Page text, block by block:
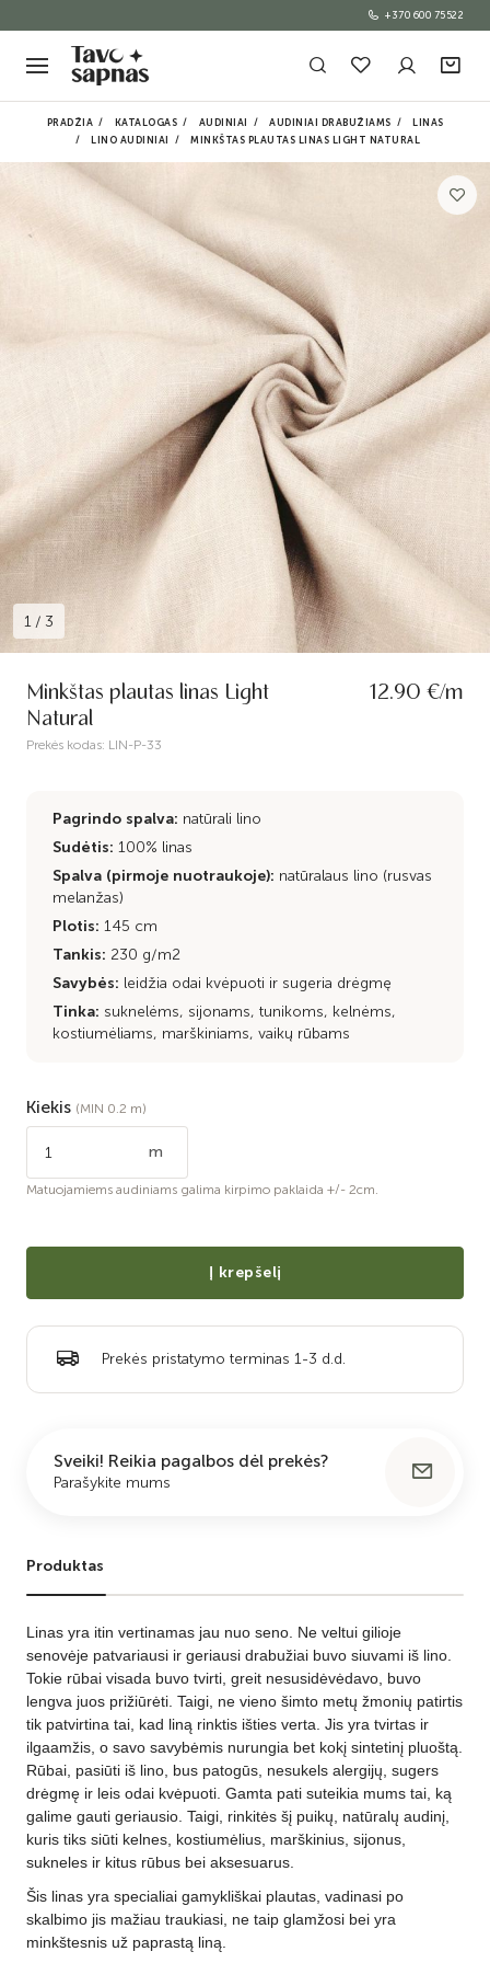
+370 600 75522
PRADŽIA KATALOGAS AUDINIAI AUDINIAI DRABUŽIAMS
LINAS
LINO AUDINIAI
MINKŠTAS PLAUTAS LINAS LIGHT NATURAL
1 / 3
Minkštas plautas linas Light
Natural
Prekės kodas: LIN-P-33
12.90 €/m
Pagrindo spalva: natūrali lino
Sudėtis: 100% linas
Spalva (pirmoje nuotraukoje): natūralaus lino (rusvas
melanžas)
Plotis: 145 cm
Tankis: 230 g/m2
Savybės: leidžia odai kvėpuoti ir sugeria drėgmę
Tinka: suknelėms, sijonams, tunikoms, kelnėms,
kostiumėliams, marškiniams, vaikų rūbams
Kiekis (MIN 0.2 m)
m
Matuojamiems audiniams galima kirpimo paklaida +/- 2cm.
Į krepšelį
Prekės pristatymo terminas 1-3 d.d.
Sveiki! Reikia pagalbos dėl prekės?
Parašykite mums
Produktas
Linas yra itin vertinamas jau nuo seno. Ne veltui gilioje
senovėje patvariausi ir geriausi drabužiai buvo siuvami iš lino.
Tokie rūbai visada buvo tvirti, greit nesusidėvėdavo, buvo
lengva juos prižiūrėti. Taigi, ne vieno šimto metų žmonių patirtis
tik patvirtina tai, kad liną rinktis išties verta. Jis yra tvirtas ir
ilgaamžis, o savo savybėmis nurungia bet kokį sintetinį pluoštą.
Rūbai, pasiūti iš lino, bus patogūs, nesukels alergijų, sugers
drėgmę ir leis odai kvėpuoti. Gamta pati suteikia mums tai, ką
galime gauti geriausio. Taigi, rinkitės šį puikų, natūralų audinį,
kuris tiks siūti kelnes, kostiumėlius, marškinius, sijonus,
sukneles ir kitus rūbus bei aksesuarus.
Šis linas yra specialiai gamykliškai plautas, vadinasi po
skalbimo jis mažiau traukiasi, ne taip glamžosi bei yra
minkštesnis už paprastą liną.